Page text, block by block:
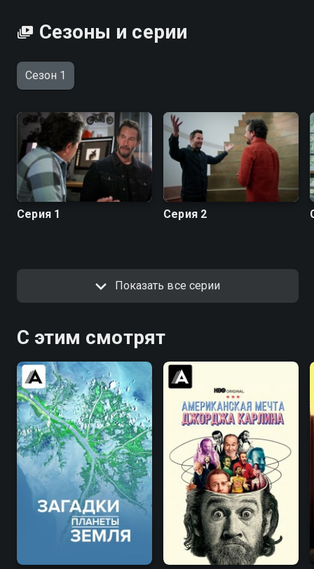
Сезоны и серии
Сезон 1
Серия 1 Серия 2
Показать все серии
С этим смотрят
5.8
8.2 8.3